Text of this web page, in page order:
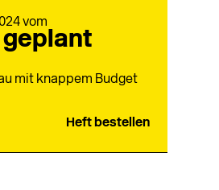
vom
mit knappem Budget
Heft bestellen